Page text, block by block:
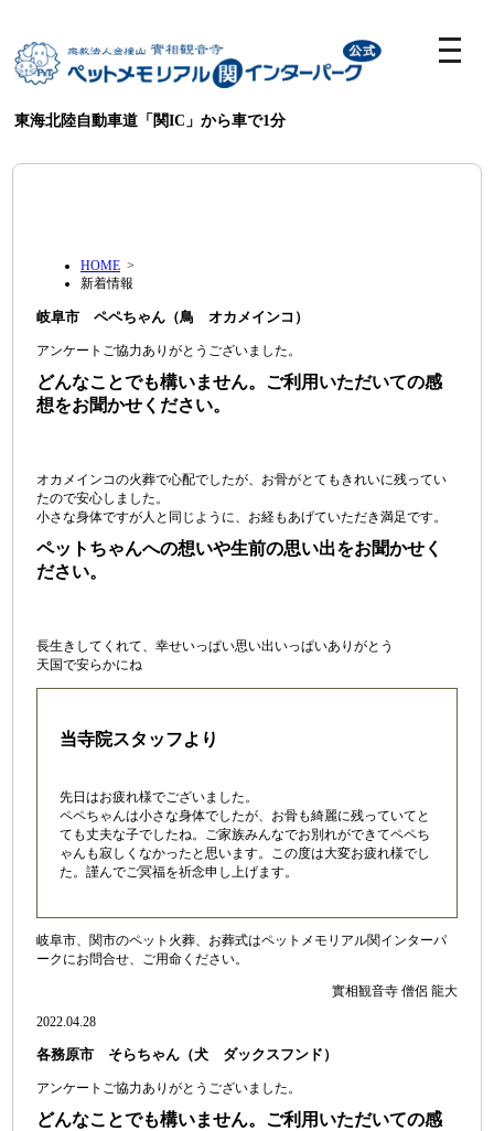
東海北陸自動車道「関IC」から車で1分
HOME>
新着情報
岐阜市 ペペちゃん（鳥 オカメインコ）
アンケートご協力ありがとうございました。
どんなことでも構いません。ご利用いただいての感
想をお聞かせください。
オカメインコの火葬で心配でしたが、お骨がとてもきれいに残ってい
たので安心しました。
小さな身体ですが人と同じように、お経もあげていただき満足です。
ペットちゃんへの想いや生前の思い出をお聞かせく
ださい。
長生きしてくれて、幸せいっぱい思い出いっぱいありがとう
天国で安らかにね
当寺院スタッフより
先日はお疲れ様でございました。
ペペちゃんは小さな身体でしたが、お骨も綺麗に残っていてと
ても丈夫な子でしたね。ご家族みんなでお別れができてペペち
ゃんも寂しくなかったと思います。この度は大変お疲れ様でし
た。謹んでご冥福を祈念申し上げます。
岐阜市、関市のペット火葬、お葬式はペットメモリアル関インターパ
ークにお問合せ、ご用命ください。
實相観音寺 僧侶 龍大
2022.04.28
各務原市 そらちゃん（犬 ダックスフンド）
アンケートご協力ありがとうございました。
どんなことでも構いません。ご利用いただいての感